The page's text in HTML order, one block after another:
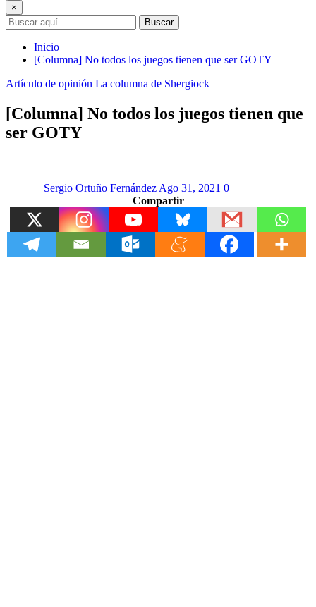
×
Buscar
Inicio
[Columna] No todos los juegos tienen que ser GOTY
Artículo de opinión La columna de Shergiock
[Columna] No todos los juegos tienen que
ser GOTY
Sergio Ortuño Fernández Ago 31, 2021 0
Compartir